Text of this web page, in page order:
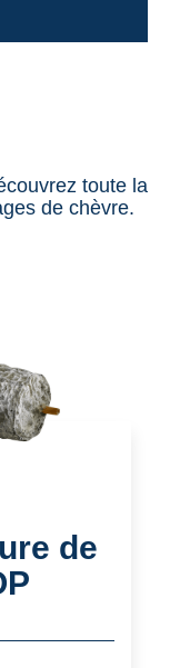
toute la
de chèvre.
de